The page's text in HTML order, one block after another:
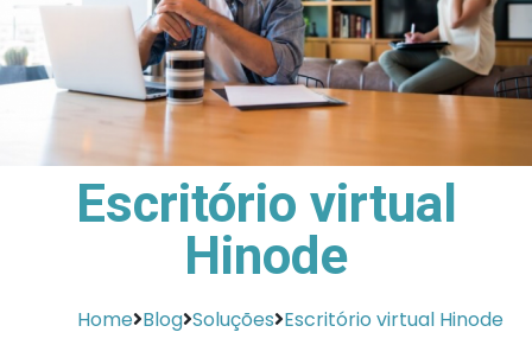
Escritório virtual
Hinode
Home Blog Soluções Escritório virtual Hinode